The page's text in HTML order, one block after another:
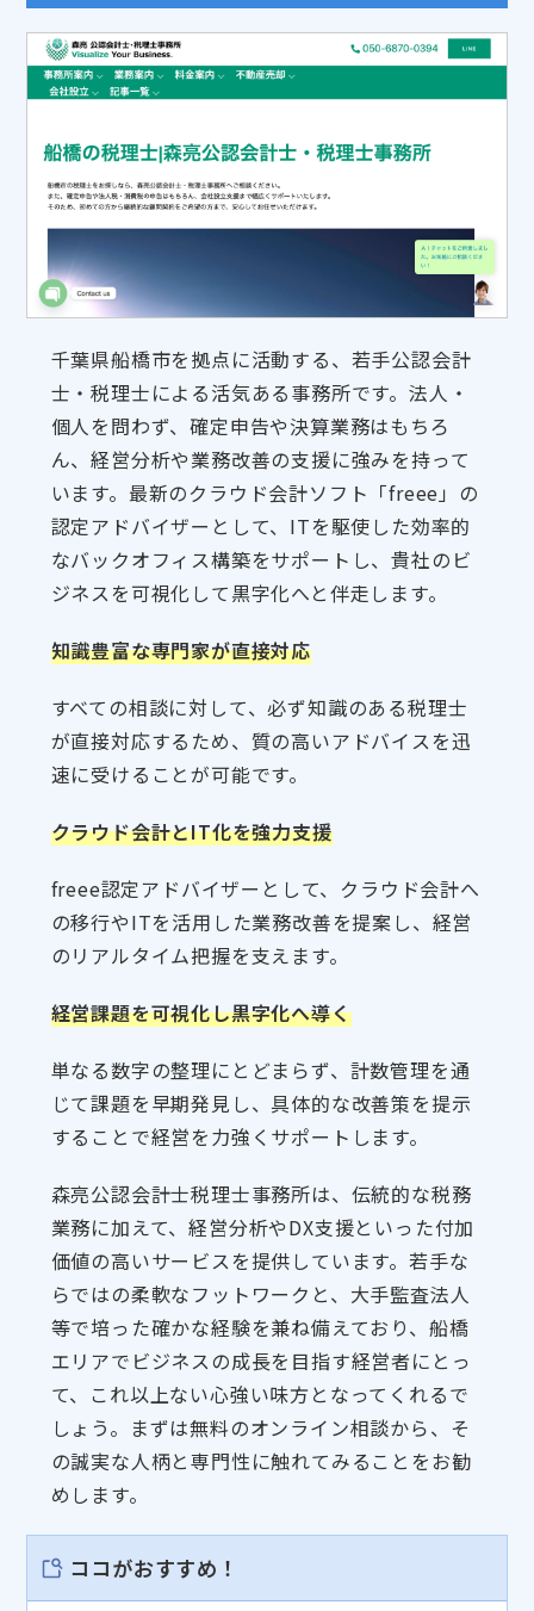
千葉県船橋市を拠点に活動する、若手公認会計
士・税理士による活気ある事務所です。法人・
個人を問わず、確定申告や決算業務はもちろ
ん、経営分析や業務改善の支援に強みを持って
います。最新のクラウド会計ソフト「freee」の
認定アドバイザーとして、ITを駆使した効率的
なバックオフィス構築をサポートし、貴社のビ
ジネスを可視化して黒字化へと伴走します。
知識豊富な専門家が直接対応
すべての相談に対して、必ず知識のある税理士
が直接対応するため、質の高いアドバイスを迅
速に受けることが可能です。
クラウド会計とIT化を強力支援
freee認定アドバイザーとして、クラウド会計へ
の移行やITを活用した業務改善を提案し、経営
のリアルタイム把握を支えます。
経営課題を可視化し黒字化へ導く
単なる数字の整理にとどまらず、計数管理を通
じて課題を早期発見し、具体的な改善策を提示
することで経営を力強くサポートします。
森亮公認会計士税理士事務所は、伝統的な税務
業務に加えて、経営分析やDX支援といった付加
価値の高いサービスを提供しています。若手な
らではの柔軟なフットワークと、大手監査法人
等で培った確かな経験を兼ね備えており、船橋
エリアでビジネスの成長を目指す経営者にとっ
て、これ以上ない心強い味方となってくれるで
しょう。まずは無料のオンライン相談から、そ
の誠実な人柄と専門性に触れてみることをお勧
めします。
ココがおすすめ！